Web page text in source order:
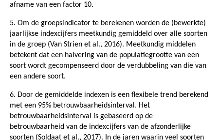
afname van een factor 10.
5. Om de groepsindicator te berekenen worden de (bewerkte)
jaarlijkse indexcijfers meetkundig gemiddeld over alle soorten
in de groep (Van Strien et al., 2016). Meetkundig middelen
betekent dat een halvering van de populatiegrootte van een
soort wordt gecompenseerd door de verdubbeling van die van
een andere soort.
6. Door de gemiddelde indexen is een flexibele trend berekend
met een 95% betrouwbaarheidsinterval. Het
betrouwbaarheidsinterval is gebaseerd op de
betrouwbaarheid van de indexcijfers van de afzonderlijke
soorten (Soldaat et al., 2017). In de jaren waarin veel soorten